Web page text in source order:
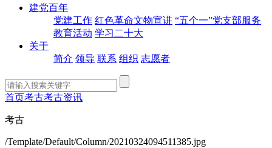
建党百年
党建工作 红色革命文物宣讲 “五个一”党支部服务
教育活动 学习二十大
关于
简介 领导 联系 组织 志愿者
首页考古考古资讯
考古
/Template/Default/Column/20210324094511385.jpg